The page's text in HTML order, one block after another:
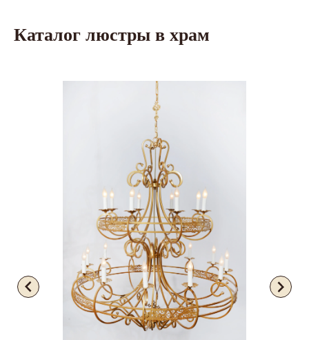
Каталог люстры в храм